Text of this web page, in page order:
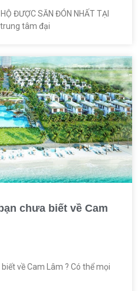
ĐƯỢC SĂN ĐÓN NHẤT TẠI
tâm đại
chưa biết về Cam
về Cam Lâm ? Có thể mọi